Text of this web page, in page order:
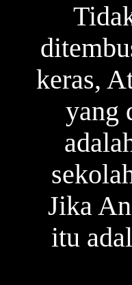
keras,
yang
Jika
itu